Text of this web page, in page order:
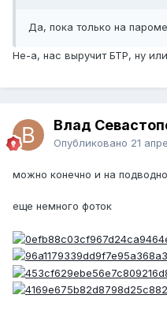
Да, пока только на
Не-а, нас выручит БТР, ну
Влад
Опубликовано 21
можно конечно и на
еще немного фоток